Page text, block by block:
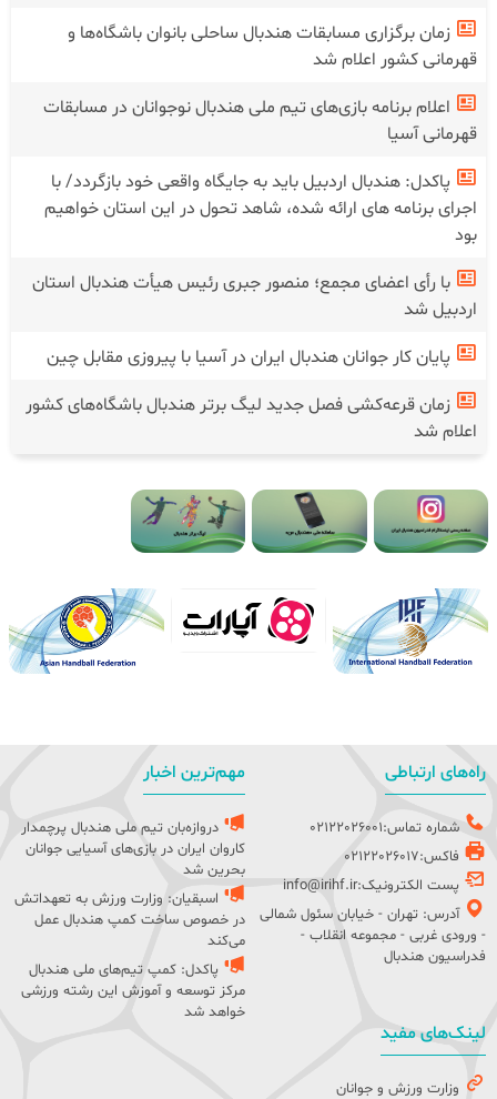
زمان برگزاری مسابقات هندبال ساحلی بانوان باشگاه‌ها و
قهرمانی کشور اعلام شد
اعلام برنامه بازی‌های تیم ملی هندبال نوجوانان در مسابقات
قهرمانی آسیا
پاکدل: هندبال اردبیل باید به جایگاه واقعی خود بازگردد/ با
اجرای برنامه های ارائه شده، شاهد تحول در این استان خواهیم
بود
با رأی اعضای مجمع؛ منصور جبری رئیس هیأت هندبال استان
اردبیل شد
پایان کار جوانان هندبال ایران در آسیا با پیروزی مقابل چین
زمان قرعه‌کشی فصل جدید لیگ برتر هندبال باشگاه‌های کشور
اعلام شد
راه‌های ارتباطی
شماره تماس:02122026001
فاکس:02122026017
پست الکترونیک:info@irihf.ir
آدرس: تهران - خیابان سئول شمالی
- ورودی غربی - مجموعه انقلاب -
فدراسیون هندبال
مهم‌ترین اخبار
دروازه‌بان تیم ملی هندبال پرچمدار
کاروان ایران در بازی‌های آسیایی جوانان
بحرین شد
اسبقیان: وزارت ورزش به تعهداتش
در خصوص ساخت کمپ هندبال عمل
می‌کند
پاکدل: کمپ تیم‌های ملی هندبال
مرکز توسعه و آموزش این رشته ورزشی
خواهد شد
لینک‌های مفید
وزارت ورزش و جوانان